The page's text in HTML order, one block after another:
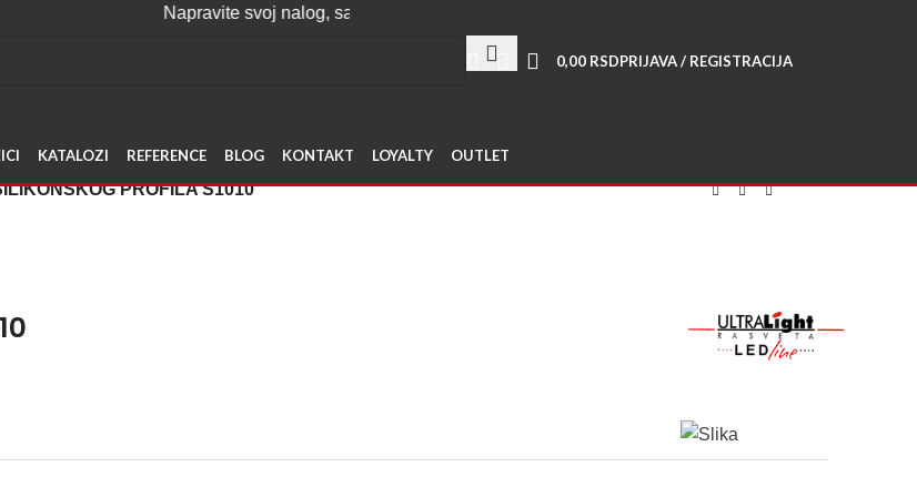
Napravite svoj nalog, sakupljajte poene i ostvarite popuste >>>
0,00 RSDPRIJAVA / REGISTRACIJA
KATALOZI REFERENCE BLOG KONTAKT LOYALTY OUTLET
PROFILA S1010